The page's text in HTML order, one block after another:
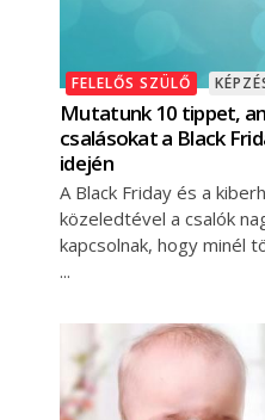
FELELŐS SZÜLŐ
Mutatunk 10 tippet,
csalásokat a Black
idején
A Black Friday és a
közeledtével a csalók
kapcsolnak, hogy minél